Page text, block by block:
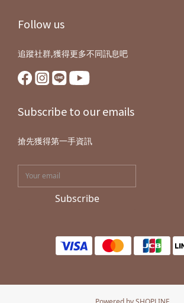
Follow us
追蹤社群,獲得更多不同訊息吧
Subscribe to our emails
搶先獲得第一手資訊
Subscribe